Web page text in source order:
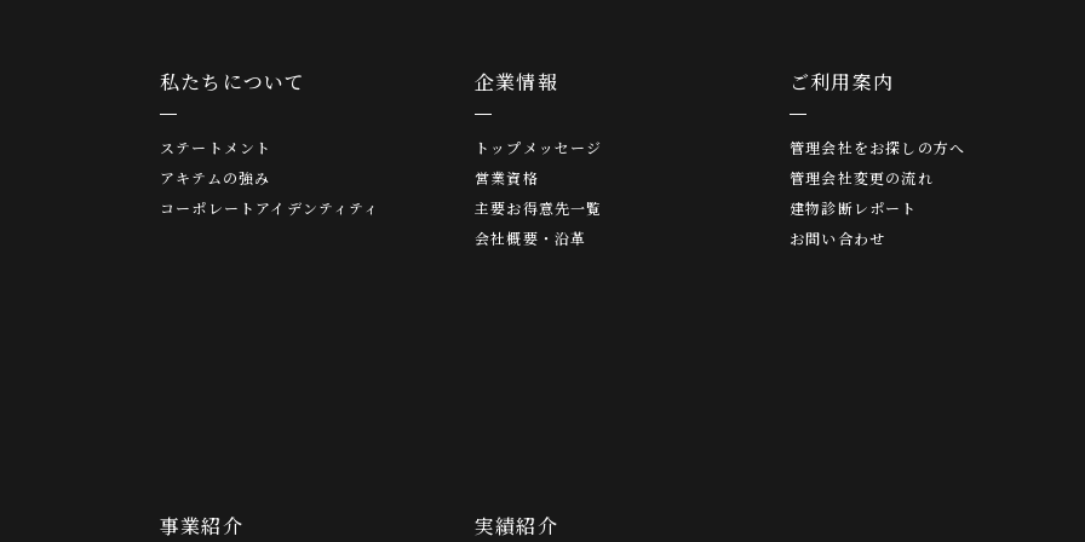
私たちについて
ステートメント
アキテムの強み
コーポレートアイデンティティ
企業情報
トップメッセージ
営業資格
主要お得意先一覧
会社概要・沿革
ご利用案内
管理会社をお探しの方へ
管理会社変更の流れ
建物診断レポート
お問い合わせ
事業紹介 実績紹介